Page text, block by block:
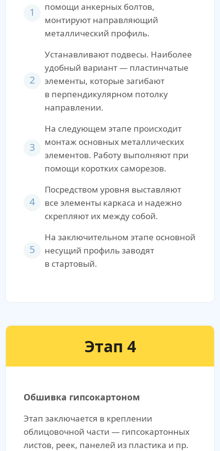
1
помощи анкерных болтов,
монтируют направляющий
металлический профиль.
2
Устанавливают подвесы. Наиболее
удобный вариант — пластинчатые
элементы, которые загибают
в перпендикулярном потолку
направлении.
3
На следующем этапе происходит
монтаж основных металлических
элементов. Работу выполняют при
помощи коротких саморезов.
4
Посредством уровня выставляют
все элементы каркаса и надежно
скрепляют их между собой.
5
На заключительном этапе основной
несущий профиль заводят
в стартовый.
Этап 4
Обшивка гипсокартоном
Этап заключается в креплении
облицовочной части — гипсокартонных
листов, реек, панелей из пластика и пр.